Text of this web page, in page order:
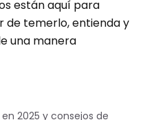
están aquí para
de temerlo, entienda y
una manera
2025 y consejos de